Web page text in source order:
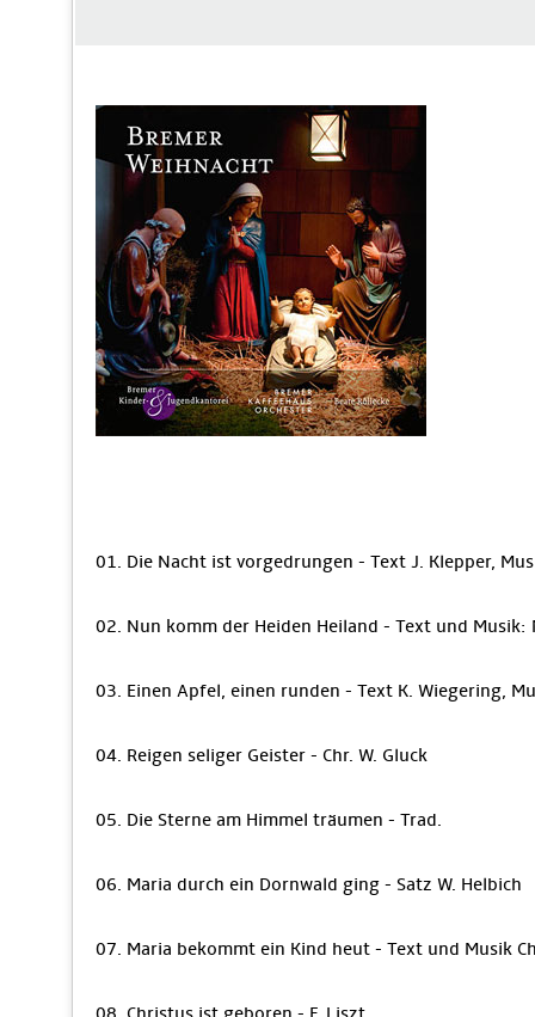
01. Die Nacht ist vorgedrungen - Text J. Klepper,
02. Nun komm der Heiden Heiland - Text und Musik:
03. Einen Apfel, einen runden - Text K. Wiegering,
04. Reigen seliger Geister - Chr. W. Gluck
05. Die Sterne am Himmel träumen - Trad.
06. Maria durch ein Dornwald ging - Satz W. Helbich
07. Maria bekommt ein Kind heut - Text und Musik